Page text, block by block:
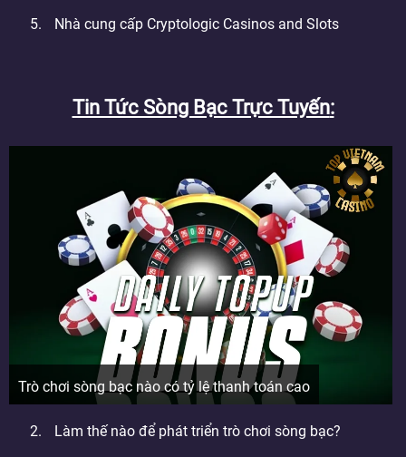
Nhà cung cấp Cryptologic Casinos and Slots
Tin Tức Sòng Bạc Trực Tuyến
Trò chơi sòng bạc nào có tỷ lệ thanh toán cao
Làm thế nào để phát triển trò chơi sòng bạc?